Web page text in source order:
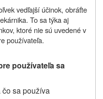
vedľajší účinok, obráťte
To sa týka aj
ktoré nie sú uvedené v
používateľa.
používateľa sa
sa používa